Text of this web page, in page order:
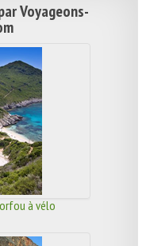
Voyageons-
à vélo